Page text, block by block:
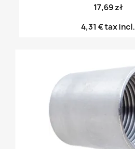
17,69 zł
4,31 €tax incl.